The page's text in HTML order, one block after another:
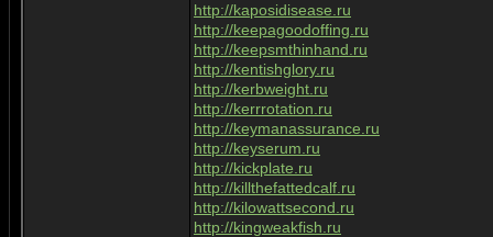
http://kaposidisease.ru
http://keepagoodoffing.ru
http://keepsmthinhand.ru
http://kentishglory.ru
http://kerbweight.ru
http://kerrrotation.ru
http://keymanassurance.ru
http://keyserum.ru
http://kickplate.ru
http://killthefattedcalf.ru
http://kilowattsecond.ru
http://kingweakfish.ru